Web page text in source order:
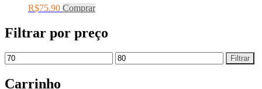
R$75.90 Comprar
Filtrar por preço
Filtrar
Carrinho